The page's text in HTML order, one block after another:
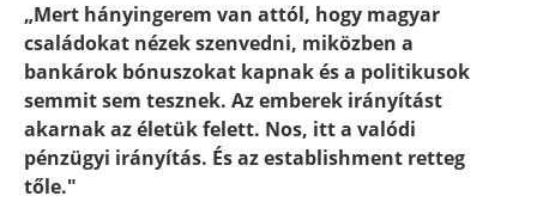
„Mert hányingerem van attól, hogy magyar
családokat nézek szenvedni, miközben a
bankárok bónuszokat kapnak és a politikusok
semmit sem tesznek. Az emberek irányítást
akarnak az életük felett. Nos, itt a valódi
pénzügyi irányítás. És az establishment retteg
tőle."